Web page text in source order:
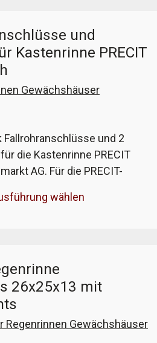
und
Kastenrinne PRECIT
Gewächshäuser
Fallrohranschlüsse und 2
die Kastenrinne PRECIT
AG. Für die PRECIT-
für Schlauch oder
Bitte schreibt mich dazu
wählen
26x25x13 mit
Regenrinnen Gewächshäuser